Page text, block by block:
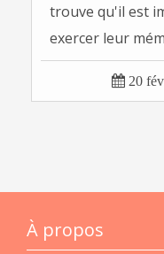
trouve qu'il est
exercer leur
 20
À propos